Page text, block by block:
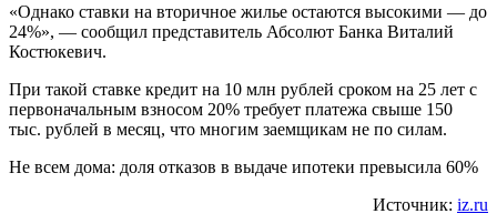
«Однако ставки на вторичное жилье остаются высокими — до
24%», — сообщил представитель Абсолют Банка Виталий
Костюкевич.
При такой ставке кредит на 10 млн рублей сроком на 25 лет с
первоначальным взносом 20% требует платежа свыше 150
тыс. рублей в месяц, что многим заемщикам не по силам.
Не всем дома: доля отказов в выдаче ипотеки превысила 60%
Источник: iz.ru